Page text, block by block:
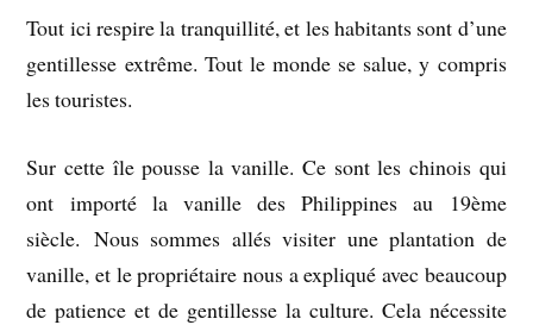
Tout ici respire la tranquillité, et les habitants sont d’une
gentillesse extrême. Tout le monde se salue, y compris
les touristes.
Sur cette île pousse la vanille. Ce sont les chinois qui
ont importé la vanille des Philippines au 19ème
siècle. Nous sommes allés visiter une plantation de
vanille, et le propriétaire nous a expliqué avec beaucoup
de patience et de gentillesse la culture. Cela nécessite